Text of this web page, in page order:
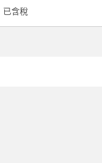
已含稅